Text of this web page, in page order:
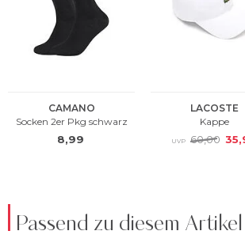
Passend zu diesem Artikel